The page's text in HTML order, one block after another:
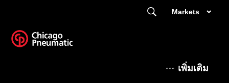
Markets
เพิ่มเติม